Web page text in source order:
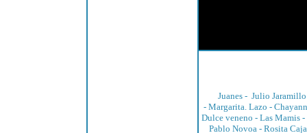
Juanes - Julio Jaramillo
- Margarita. Lazo -
Dulce veneno - Las Mamis-
Pablo Novoa - Rosita